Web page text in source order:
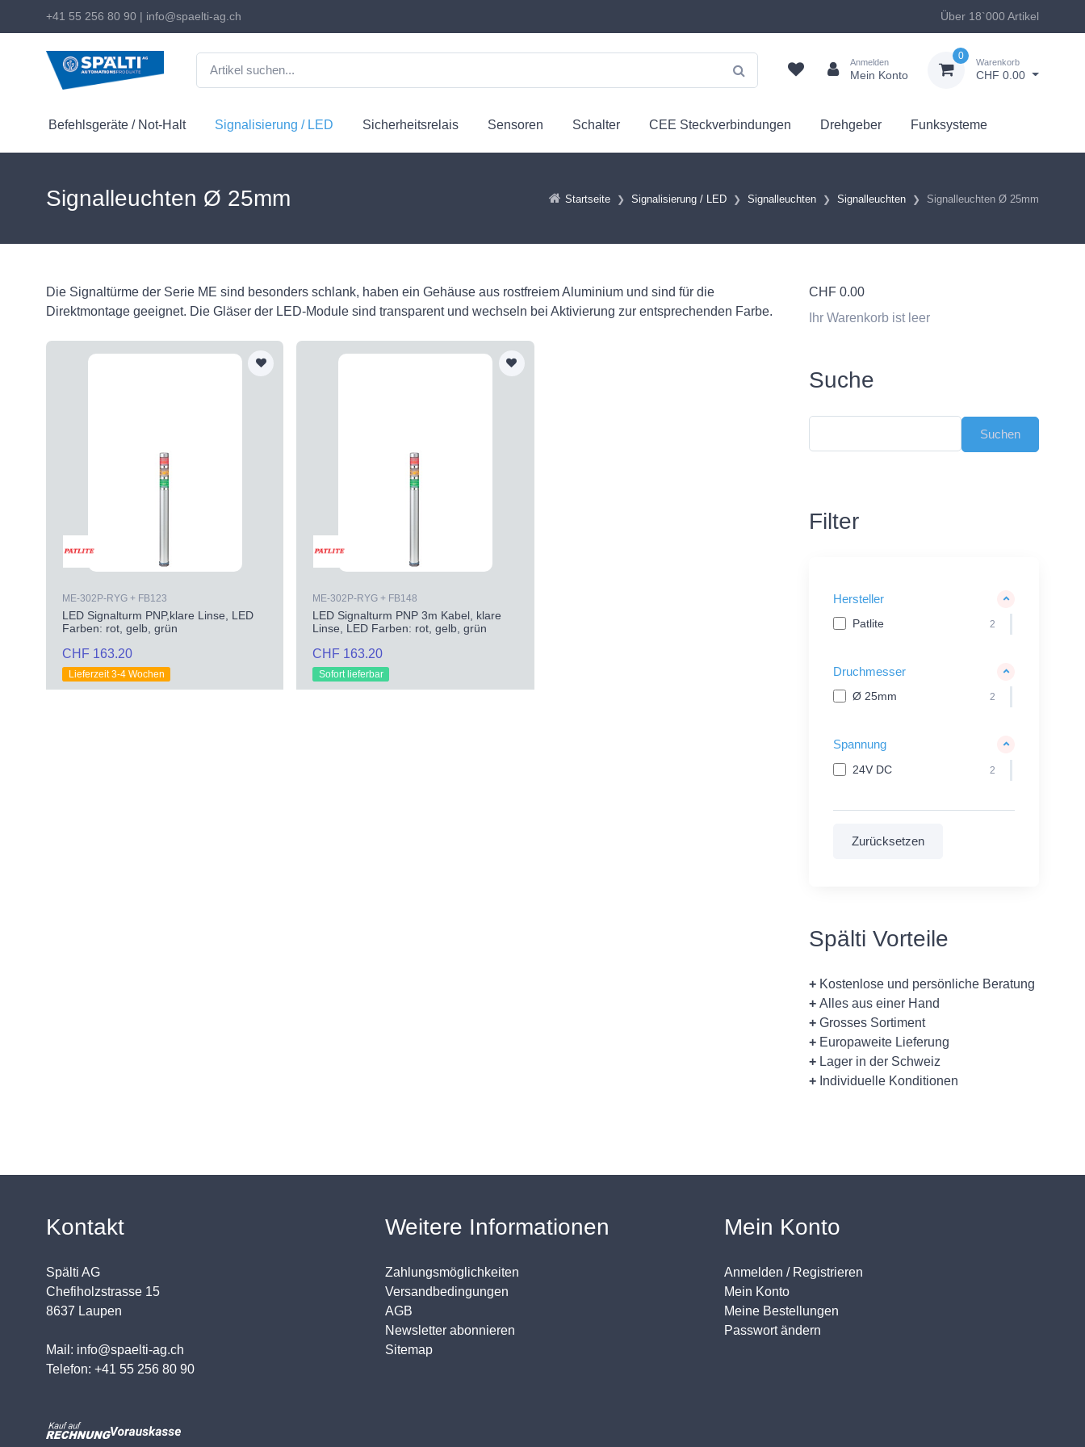
+41 55 256 80 90 | info@spaelti-ag.ch Über 18`000 Artikel
Anmelden
Mein Konto
0
Warenkorb
CHF 0.00
Befehlsgeräte / Not-Halt Signalisierung / LED Sicherheitsrelais Sensoren Schalter CEE Steckverbindungen Drehgeber Funksysteme
Startseite Signalisierung / LED Signalleuchten Signalleuchten Signalleuchten Ø 25mm
Signalleuchten Ø 25mm
Die Signaltürme der Serie ME sind besonders schlank, haben ein Gehäuse aus rostfreiem Aluminium und sind für die
Direktmontage geeignet. Die Gläser der LED-Module sind transparent und wechseln bei Aktivierung zur entsprechenden Farbe.
ME-302P-RYG + FB123
LED Signalturm PNP,klare Linse, LED
Farben: rot, gelb, grün
CHF 163.20
Lieferzeit 3-4 Wochen
ME-302P-RYG + FB148
LED Signalturm PNP 3m Kabel, klare
Linse, LED Farben: rot, gelb, grün
CHF 163.20
Sofort lieferbar
CHF 0.00
Ihr Warenkorb ist leer
Suche
Filter
Hersteller
Patlite 2
Druchmesser
Ø 25mm 2
Spannung
24V DC 2
Spälti Vorteile
+ Kostenlose und persönliche Beratung
+ Alles aus einer Hand
+ Grosses Sortiment
+ Europaweite Lieferung
+ Lager in der Schweiz
+ Individuelle Konditionen
Kontakt
Spälti AG
Chefiholzstrasse 15
8637 Laupen
Mail: info@spaelti-ag.ch
Telefon: +41 55 256 80 90
Weitere Informationen
Zahlungsmöglichkeiten
Versandbedingungen
AGB
Newsletter abonnieren
Sitemap
Mein Konto
Anmelden / Registrieren
Mein Konto
Meine Bestellungen
Passwort ändern